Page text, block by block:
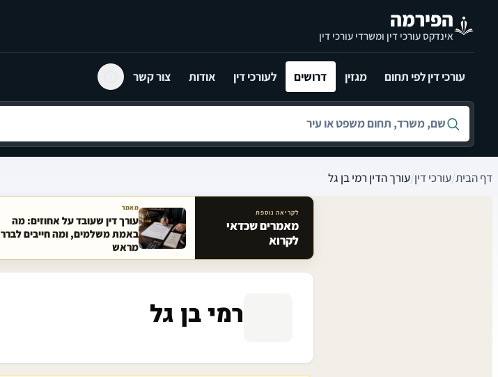
הפירמה
אינדקס עורכי דין ומשרדי עורכי דין
עורכי דין לפי תחום מגזין דרושים לעורכי דין אודות צור קשר
חיפוש לפי שם, משרד, תחום משפט או עיר
דף הבית/עורכי דין/עורך הדין רמי בן גל
מאמרים קשורים באתר
לקריאה נוספת
מאמרים שכדאי
לקרוא
מאמר
עורך דין שעובד על אחוזים: מה
באמת משלמים, ומה חייבים לברר
מראש
רמי בן גל